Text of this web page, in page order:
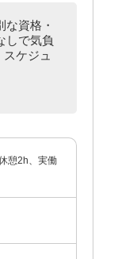
資格・
しで気負
ケジュ
憩2h、実働